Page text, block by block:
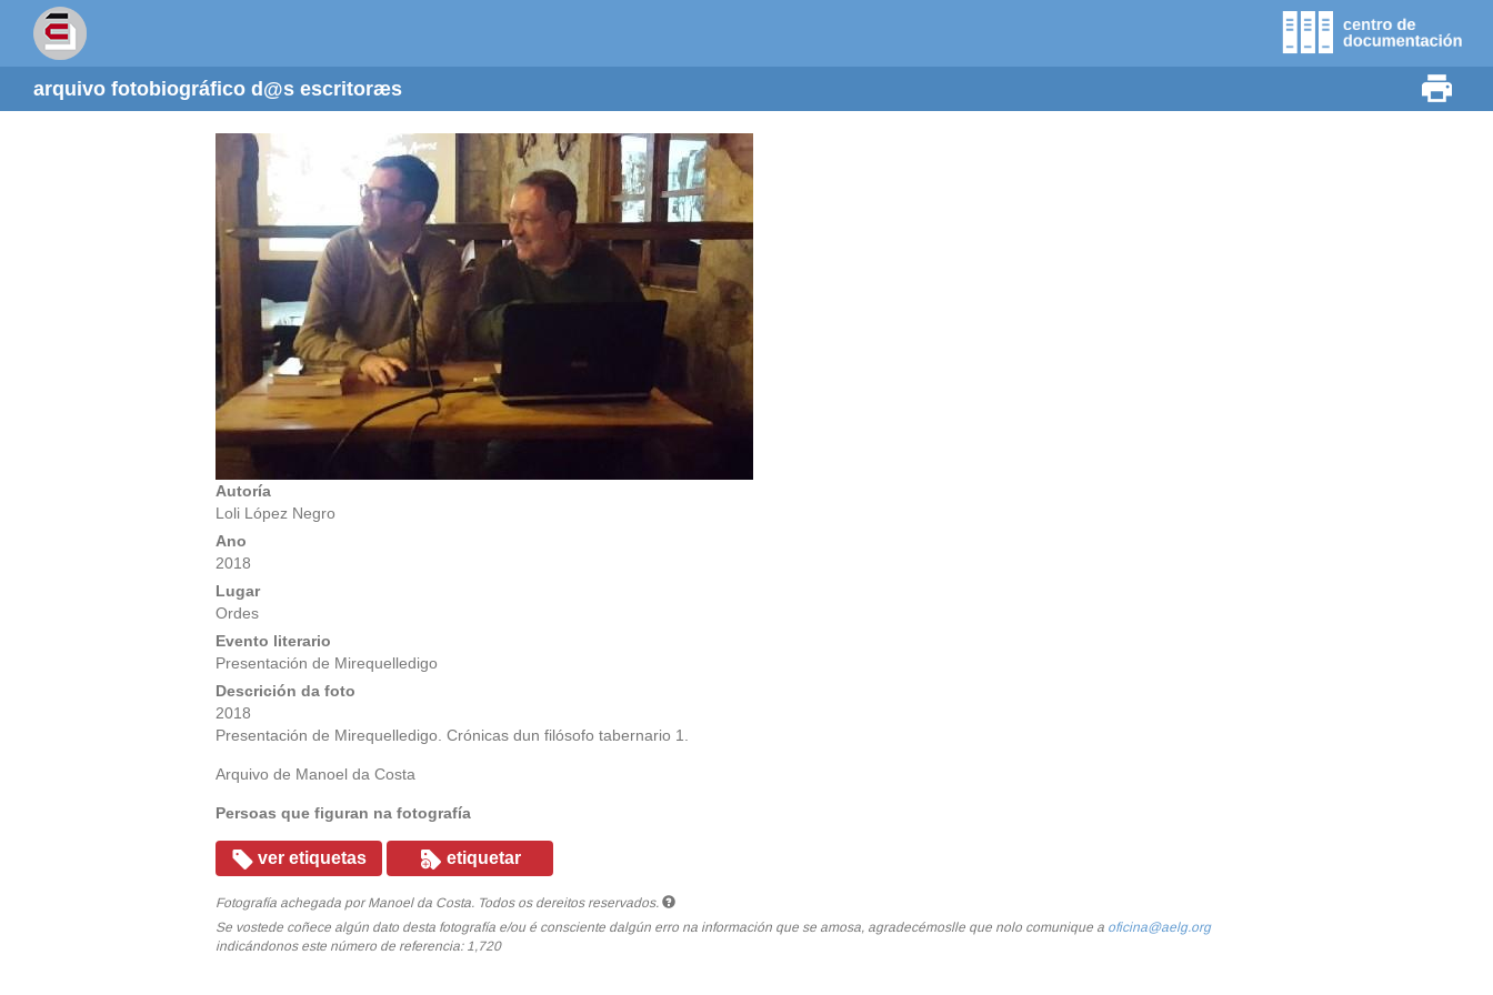
arquivo fotobiográfico d@s escritoræs
Autoría
Loli López Negro
Ano
2018
Lugar
Ordes
Evento literario
Presentación de Mirequelledigo
Descrición da foto
2018
Presentación de Mirequelledigo. Crónicas dun filósofo tabernario 1.
Arquivo de Manoel da Costa
Persoas que figuran na fotografía
ver etiquetas etiquetar
Fotografía achegada por Manoel da Costa. Todos os dereitos reservados.
Se vostede coñece algún dato desta fotografía e/ou é consciente dalgún erro na información que se amosa, agradecémoslle que nolo comunique a oficina@aelg.org
indicándonos este número de referencia: 1,720